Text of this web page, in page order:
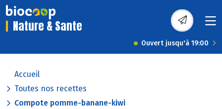
Nature & Sante
Ouvert jusqu'à 19:00
Accueil
Toutes nos recettes
Compote pomme-banane-kiwi